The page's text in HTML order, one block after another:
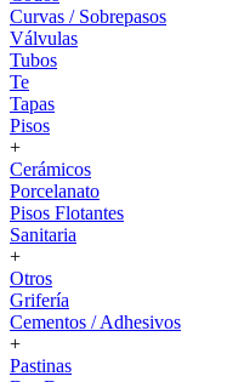
Curvas / Sobrepasos
Válvulas
Tubos
Te
Tapas
Pisos
+
Cerámicos
Porcelanato
Pisos Flotantes
Sanitaria
+
Otros
Grifería
Cementos / Adhesivos
+
Pastinas